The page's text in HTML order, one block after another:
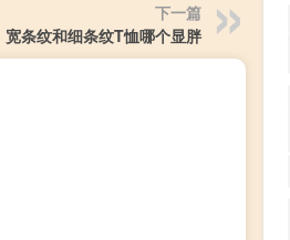
下一篇
宽条纹和细条纹T恤哪个显胖